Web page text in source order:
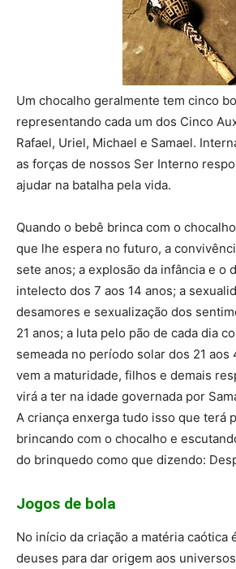
Um chocalho geralmente tem cinco
representando cada um dos Cinco
Rafael, Uriel, Michael e Samael.
as forças de nossos Ser Interno
ajudar na batalha pela vida.
Quando o bebê brinca com o
que lhe espera no futuro, a
sete anos; a explosão da infância e o
intelecto dos 7 aos 14 anos; a
desamores e sexualização dos
21 anos; a luta pelo pão de cada dia
semeada no período solar dos 21 aos
vem a maturidade, filhos e demais
virá a ter na idade governada por
A criança enxerga tudo isso que terá
brincando com o chocalho e
do brinquedo como que dizendo:
Jogos de bola
No início da criação a matéria caótica
deuses para dar origem aos